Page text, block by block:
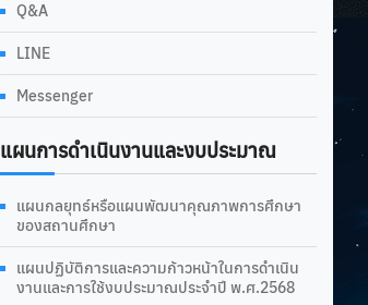
Q&A
LINE
Messenger
แผนการดำเนินงานและงบประมาณ
แผนกลยุทธ์หรือแผนพัฒนาคุณภาพการศึกษา
ของสถานศึกษา
แผนปฏิบัติการและความก้าวหน้าในการดำเนิน
งานและการใช้งบประมาณประจำปี พ.ศ.2568